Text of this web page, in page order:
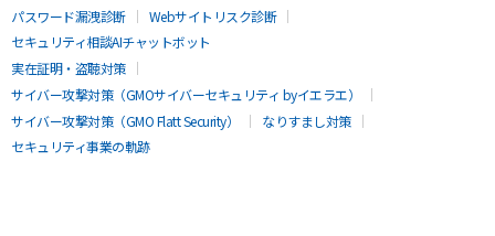
パスワード漏洩診断
Webサイトリスク診断
セキュリティ相談AIチャットボット
実在証明・盗聴対策
サイバー攻撃対策（GMOサイバーセキュリティ byイエラエ）
サイバー攻撃対策（GMO Flatt Security）
なりすまし対策
セキュリティ事業の軌跡